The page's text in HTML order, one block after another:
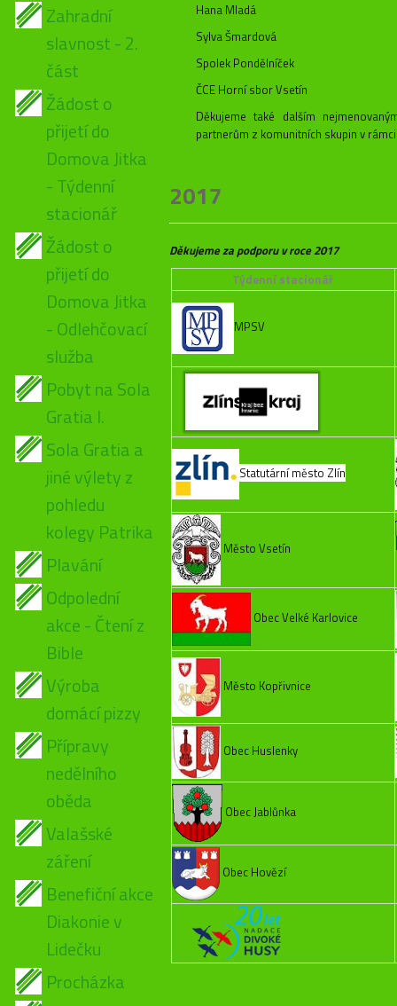
Zahradní
slavnost - 2.
část
Žádost o
přijetí do
Domova Jitka
- Týdenní
stacionář
Žádost o
přijetí do
Domova Jitka
- Odlehčovací
služba
Pobyt na Sola
Gratia I.
Sola Gratia a
jiné výlety z
pohledu
kolegy Patrika
Plavání
Odpolední
akce - Čtení z
Bible
Výroba
domácí pizzy
Přípravy
nedělního
oběda
Valašské
záření
Benefiční akce
Diakonie v
Lidečku
Procházka
Hana Mladá
Sylva Šmardová
Spolek Pondělníček
ČCE Horní sbor Vsetín
Děkujeme také dalším
partnerům z komunitních skupin v
2017
Děkujeme za podporu v roce 2017
Týdenní stacionář
MPSV
Statutární město Zlín
Město Vsetín
Obec Velké Karlovice
Město Kopřivnice
Obec Huslenky
Obec Jablůnka
Obec Hovězí